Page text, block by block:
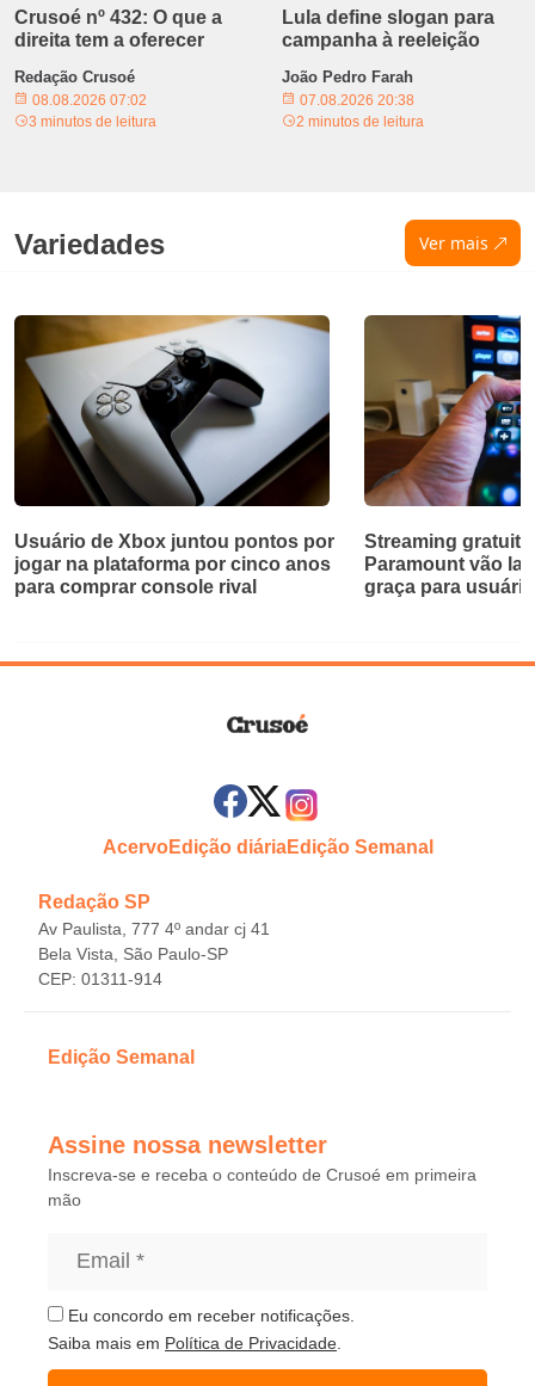
Crusoé nº 432: O que a
direita tem a oferecer
Redação Crusoé
08.08.2026 07:02
3 minutos de leitura
Lula define slogan para
campanha à reeleição
João Pedro Farah
07.08.2026 20:38
2 minutos de leitura
Variedades Ver mais
Usuário de Xbox juntou pontos por
jogar na plataforma por cinco anos
para comprar console rival
Streaming
Paramount vão
graça para
AcervoEdição diáriaEdição Semanal
Redação SP
Av Paulista, 777 4º andar cj 41
Bela Vista, São Paulo-SP
CEP: 01311-914
Edição Semanal
Assine nossa newsletter
Inscreva-se e receba o conteúdo de Crusoé em primeira
mão
Eu concordo em receber notificações.
Saiba mais em Política de Privacidade